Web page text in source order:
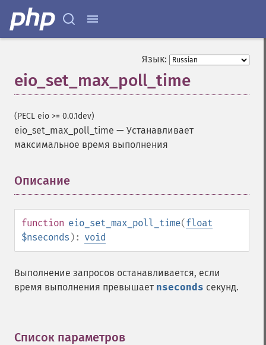
Язык:
eio_set_max_poll_time
(PECL eio >= 0.0.1dev)
eio_set_max_poll_time — Устанавливает
максимальное время выполнения
Описание
function eio_set_max_poll_time(float
$nseconds ): void
Выполнение запросов останавливается, если
время выполнения превышает nseconds секунд.
Список параметров